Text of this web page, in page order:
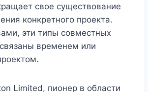
свое существование
конкретного проекта.
эти типы совместных
временем или
Limited, пионер в области